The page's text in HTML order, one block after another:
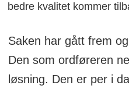
bedre kvalitet kommer
Saken har gått frem
Den som ordføreren
løsning. Den er per i